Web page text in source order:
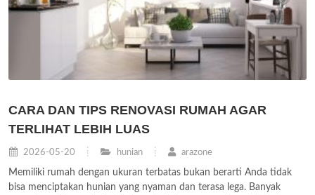
CARA DAN TIPS RENOVASI RUMAH AGAR
TERLIHAT LEBIH LUAS
2026-05-20 hunian arazone
Memiliki rumah dengan ukuran terbatas bukan berarti Anda tidak
bisa menciptakan hunian yang nyaman dan terasa lega. Banyak